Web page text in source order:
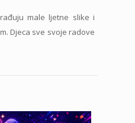
male ljetne slike i
Djeca sve svoje radove